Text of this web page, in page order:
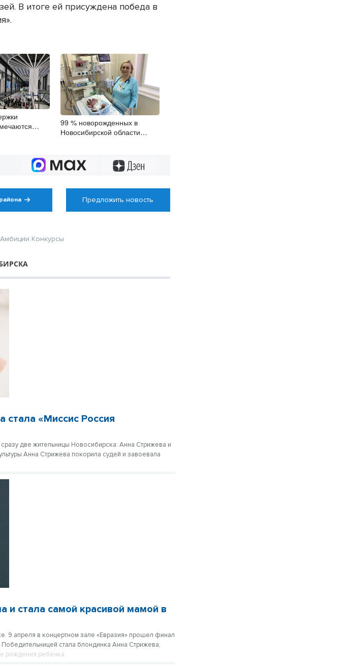
В итоге ей присуждена победа в
99 % новорожденных в
Новосибирской области
Предложить новость
Амбиции Конкурсы
стала «Миссис Россия
две жительницы Новосибирска: Анна Стрижева и
Анна Стрижева покорила судей и завоевала
и стала самой красивой мамой в
9 апреля в концертном зале «Евразия» прошел финал
стала блондинка Анна Стрижева,
рождения ребенка.